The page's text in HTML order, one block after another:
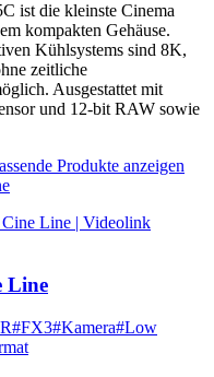
ist die kleinste Cinema
kompakten Gehäuse.
Kühlsystems sind 8K,
zeitliche
Ausgestattet mit
und 12-bit RAW sowie
Produkte anzeigen
Line
#FX3#Kamera#Low